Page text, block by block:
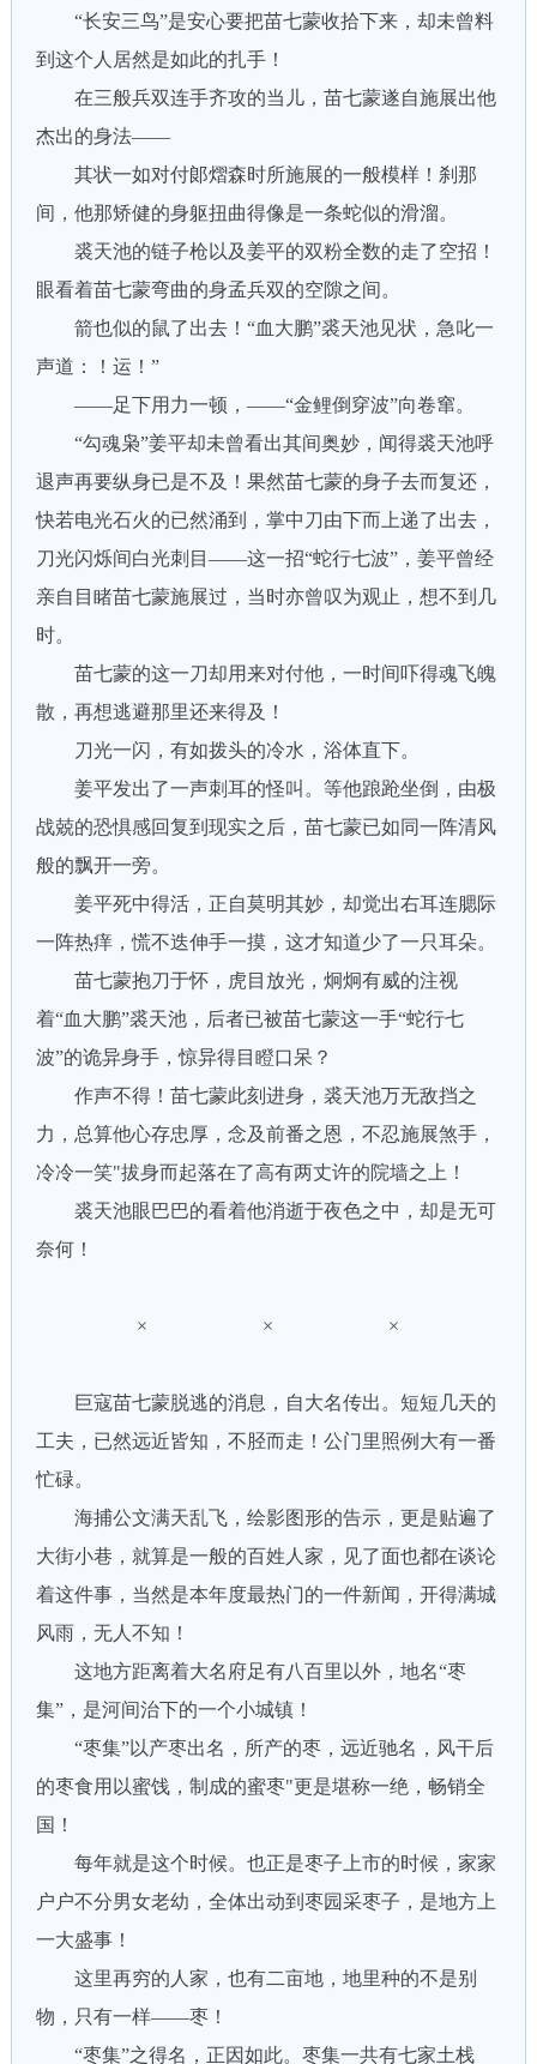
“长安三鸟”是安心要把苗七蒙收拾下来，却未曾料
到这个人居然是如此的扎手！
在三般兵双连手齐攻的当儿，苗七蒙遂自施展出他
杰出的身法——
其状一如对付郞熠森时所施展的一般模样！刹那
间，他那矫健的身躯扭曲得像是一条蛇似的滑溜。
裘天池的链子枪以及姜平的双粉全数的走了空招！
眼看着苗七蒙弯曲的身孟兵双的空隙之间。
箭也似的鼠了出去！“血大鹏”裘天池见状，急叱一
声道：！运！”
——足下用力一顿，——“金鲤倒穿波”向卷窜。
“勾魂枭”姜平却未曾看出其间奥妙，闻得裘天池呼
退声再要纵身已是不及！果然苗七蒙的身子去而复还，
快若电光石火的已然涌到，掌中刀由下而上递了出去，
刀光闪烁间白光刺目——这一招“蛇行七波”，姜平曾经
亲自目睹苗七蒙施展过，当时亦曾叹为观止，想不到几
时。
苗七蒙的这一刀却用来对付他，一时间吓得魂飞魄
散，再想逃避那里还来得及！
刀光一闪，有如拨头的冷水，浴体直下。
姜平发出了一声刺耳的怪叫。等他踉跄坐倒，由极
战兢的恐惧感回复到现实之后，苗七蒙已如同一阵清风
般的飘开一旁。
姜平死中得活，正自莫明其妙，却觉出右耳连腮际
一阵热痒，慌不迭伸手一摸，这才知道少了一只耳朵。
苗七蒙抱刀于怀，虎目放光，炯炯有威的注视
着“血大鹏”裘天池，后者已被苗七蒙这一手“蛇行七
波”的诡异身手，惊异得目瞪口呆？
作声不得！苗七蒙此刻进身，裘天池万无敌挡之
力，总算他心存忠厚，念及前番之恩，不忍施展煞手，
冷冷一笑"拔身而起落在了高有两丈许的院墙之上！
裘天池眼巴巴的看着他消逝于夜色之中，却是无可
奈何！
× × ×
巨寇苗七蒙脱逃的消息，自大名传出。短短几天的
工夫，已然远近皆知，不胫而走！公门里照例大有一番
忙碌。
海捕公文满天乱飞，绘影图形的告示，更是贴遍了
大街小巷，就算是一般的百姓人家，见了面也都在谈论
着这件事，当然是本年度最热门的一件新闻，开得满城
风雨，无人不知！
这地方距离着大名府足有八百里以外，地名“枣
集”，是河间治下的一个小城镇！
“枣集”以产枣出名，所产的枣，远近驰名，风干后
的枣食用以蜜饯，制成的蜜枣"更是堪称一绝，畅销全
国！
每年就是这个时候。也正是枣子上市的时候，家家
户户不分男女老幼，全体出动到枣园采枣子，是地方上
一大盛事！
这里再穷的人家，也有二亩地，地里种的不是别
物，只有一样——枣！
“枣集”之得名，正因如此。枣集一共有七家土栈